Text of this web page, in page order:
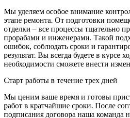
Мы уделяем особое внимание
этапе ремонта. От подготовки
отделки – все процессы тщательно
прорабами и инженерами. Такой
ошибок, соблюдать сроки и
результат. Вы всегда будете в курсе
необходимости сможете внести
Старт работы в течение трех дней
Мы ценим ваше время и готовы
работ в кратчайшие сроки. После
подписания договора наша команда